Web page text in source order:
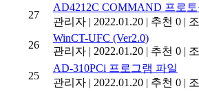
27
AD4212C COMMAND 프로토
관리자 | 2022.01.20 | 추천 0 |
26
WinCT-UFC (Ver2.0)
관리자 | 2022.01.20 | 추천 0 |
25
AD-310PCi 프로그램 파일
관리자 | 2022.01.20 | 추천 0 |